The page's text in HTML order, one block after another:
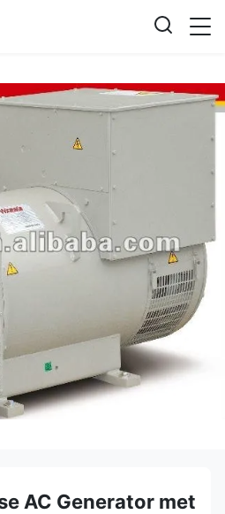
AC Generator met